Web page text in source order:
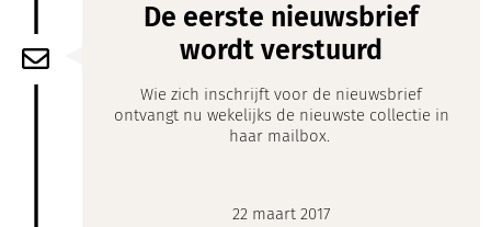
De eerste nieuwsbrief
wordt verstuurd
Wie zich inschrijft voor de nieuwsbrief
ontvangt nu wekelijks de nieuwste collectie in
haar mailbox.
22 maart 2017